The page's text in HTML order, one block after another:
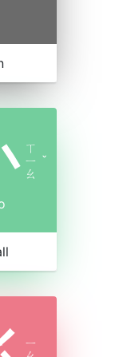
ㄒ
ㄧ
ㄠ
ˇ
ㄧ